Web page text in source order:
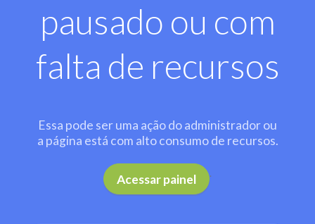
pausado ou com
falta de recursos
Essa pode ser uma ação do administrador ou
a página está com alto consumo de recursos.
Acessar painel .